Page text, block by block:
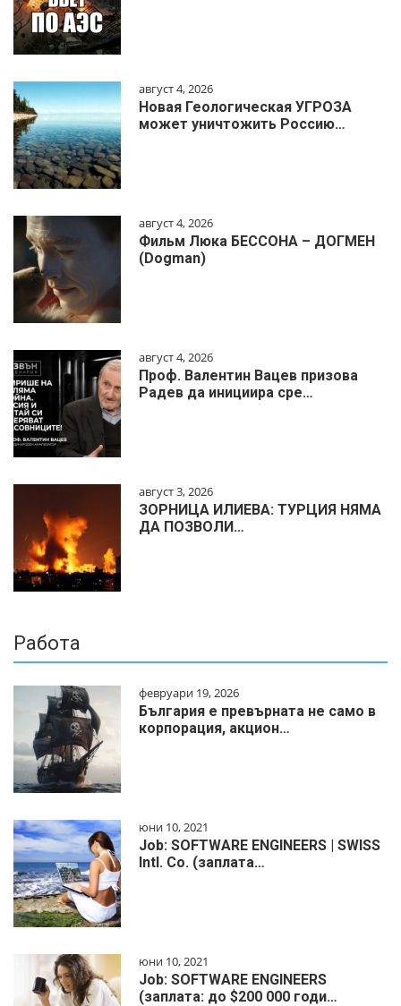
август 4, 2026
Новая Геологическая УГРОЗА
может уничтожить Россию…
август 4, 2026
Фильм Люка БЕССОНА – ДОГМЕН
(Dogman)
август 4, 2026
Проф. Валентин Вацев призова
Радев да инициира сре…
август 3, 2026
ЗОРНИЦА ИЛИЕВА: ТУРЦИЯ НЯМА
ДА ПОЗВОЛИ…
Работа
февруари 19, 2026
България е превърната не само в
корпорация, акцион…
юни 10, 2021
Job: SOFTWARE ENGINEERS | SWISS
Intl. Co. (заплата…
юни 10, 2021
Job: SOFTWARE ENGINEERS
(заплата: до $200 000 годи…